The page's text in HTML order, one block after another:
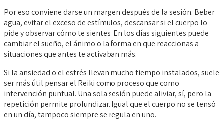
Por eso conviene darse un margen después de la sesión. Beber
agua, evitar el exceso de estímulos, descansar si el cuerpo lo
pide y observar cómo te sientes. En los días siguientes puede
cambiar el sueño, el ánimo o la forma en que reaccionas a
situaciones que antes te activaban más.
Si la ansiedad o el estrés llevan mucho tiempo instalados, suele
ser más útil pensar el Reiki como proceso que como
intervención puntual. Una sola sesión puede aliviar, sí, pero la
repetición permite profundizar. Igual que el cuerpo no se tensó
en un día, tampoco siempre se regula en uno.